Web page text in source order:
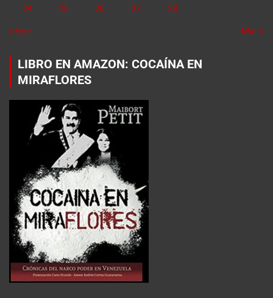
24 25 26 27 28
« Ene Mar »
LIBRO EN AMAZON: COCAÍNA EN
MIRAFLORES